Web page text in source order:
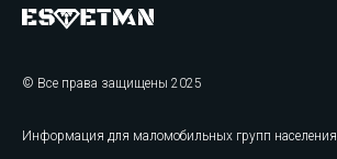
© Все права защищены 2025
Информация для маломобильных групп населения